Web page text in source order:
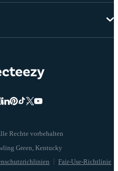
Rechte vorbehalten
Fair-Use-Richtlinie